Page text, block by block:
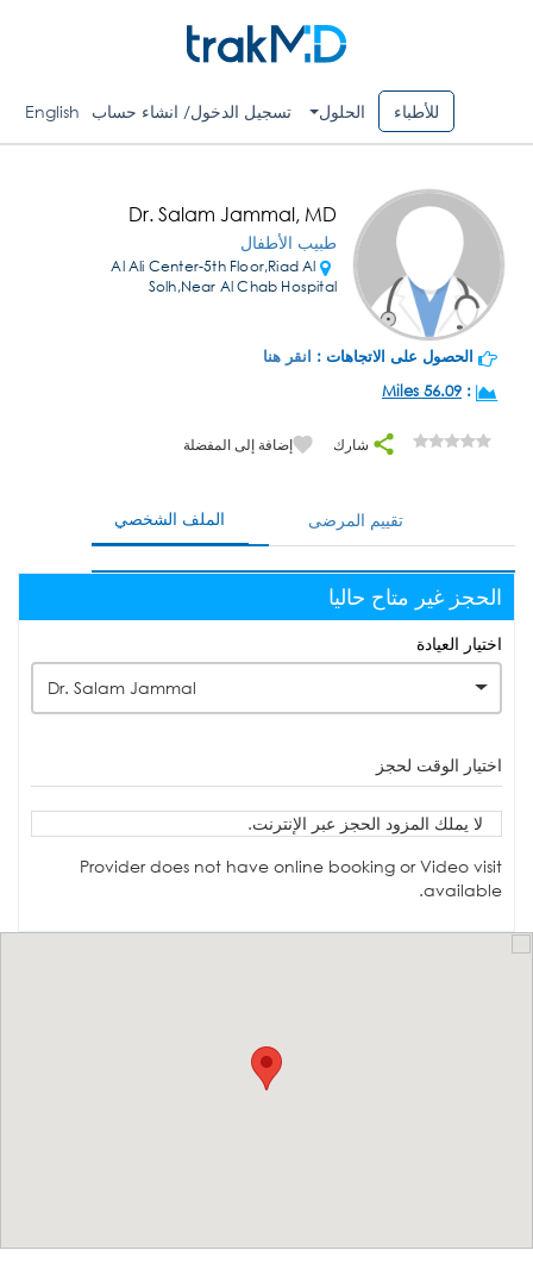
للأطباء الحلول تسجيل الدخول/ انشاء حساب English
Dr. Salam Jammal, MD
طبيب الأطفال
Al Ali Center-5th Floor,Riad Al
Solh,Near Al Chab Hospital
الحصول على الاتجاهات : انقر هنا
:
56.09 Miles
شارك إضافة إلى المفضلة
الملف الشخصي تقييم المرضى
الحجز غير متاح حاليا
اختيار العيادة
Dr. Salam Jammal
اختيار الوقت لحجز
لا يملك المزود الحجز عبر الإنترنت.
Provider does not have online booking or Video visit
available.